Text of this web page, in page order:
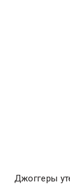
Джоггеры